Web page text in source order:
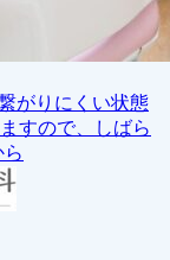
がりにくい状態
すので、しばら